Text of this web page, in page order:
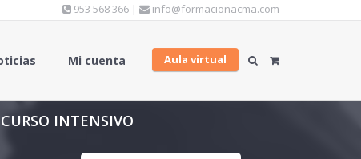
953 568 366 | info@formacionacma.com
Mi cuenta Aula virtual
INTENSIVO